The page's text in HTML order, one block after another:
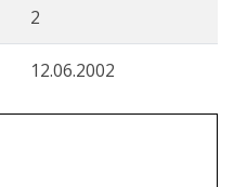
2
12.06.2002